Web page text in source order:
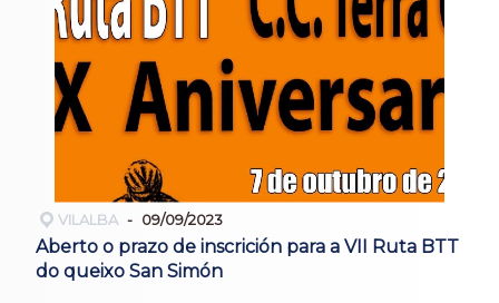
VILALBA 09/09/2023
Aberto o prazo de inscrición para a VII Ruta BTT
do queixo San Simón